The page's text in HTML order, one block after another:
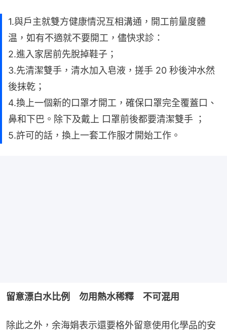
1.與戶主就雙方健康情況互相溝通，開工前量度體
温，如有不適就不要開工，儘快求診：
2.進入家居前先脫掉鞋子；
3.先清潔雙手，清水加入皂液，搓手 20 秒後沖水然
後抹乾；
4.換上一個新的口罩才開工，確保口罩完全覆蓋口、
鼻和下巴。除下及戴上 口罩前後都要清潔雙手 ；
5.許可的話，換上一套工作服才開始工作。
留意漂白水比例　勿用熱水稀釋　不可混用
除此之外，余海娟表示還要格外留意使用化學品的安